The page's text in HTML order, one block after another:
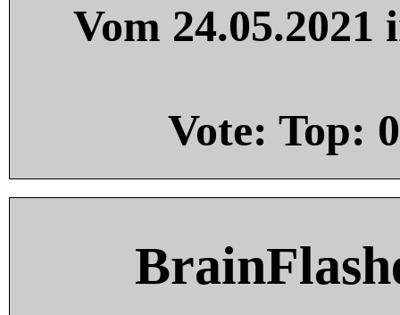
Vom
Vote: Top: 0